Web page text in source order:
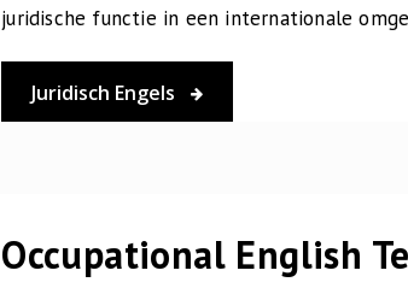
juridische functie in een internationale
Juridisch Engels
Occupational English